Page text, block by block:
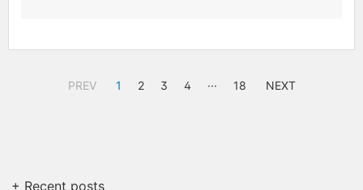
PREV 1 2 3 4 ··· 18 NEXT
+ Recent posts